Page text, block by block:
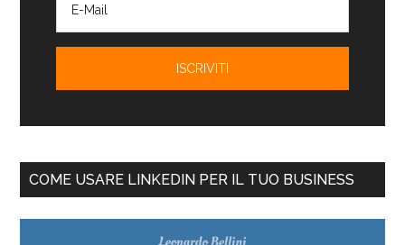
COME USARE LINKEDIN PER IL TUO BUSINESS